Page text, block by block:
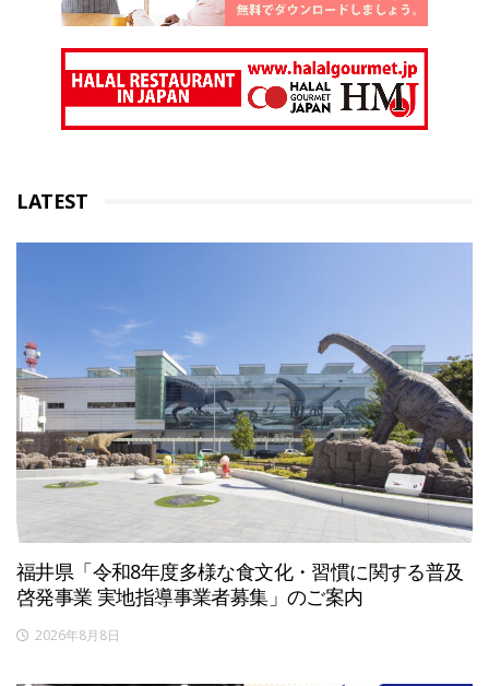
LATEST
福井県「令和8年度多様な食文化・習慣に関する普及
啓発事業 実地指導事業者募集」のご案内
2026年8月8日